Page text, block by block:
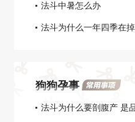
法斗中暑怎么办
法斗为什么一年四季在
狗狗孕事
法斗为什么要剖腹产 是